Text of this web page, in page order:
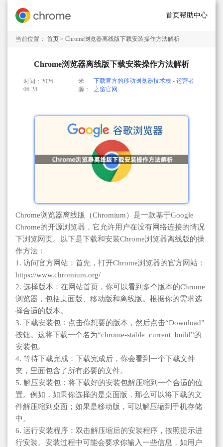
首页帮助中心
当前位置： 首页 > Chrome浏览器离线版下载安装操作方法解析
Chrome浏览器离线版下载安装操作方法解析
时间：2026-
06-28
来
源：
下载官方的移动浏览器技术栈 - 运营者
之窗官网
Chrome浏览器离线版（Chromium）是一款基于Google
Chrome的开源浏览器，它允许用户在没有网络连接的情况
下浏览网页。以下是下载和安装Chrome浏览器离线版的操
作方法：
1. 访问官方网站：首先，打开Chrome浏览器的官方网站：
https://www.chromium.org/
2. 选择版本：在网站首页，你可以看到多个版本的Chrome
浏览器，包括桌面版、移动版和离线版。根据你的需求选
择合适的版本。
3. 下载安装包：点击你想要的版本，然后点击“Download”
按钮。这将下载一个名为“chrome-stable_current_build”的
安装包。
4. 等待下载完成：下载完成后，你会看到一个下载文件
夹，里面包含了所有必要的文件。
5. 解压安装包：将下载好的安装包解压缩到一个合适的位
置。例如，如果你选择的是桌面版，那么可以将下载的文
件解压缩到桌面；如果是移动版，可以解压缩到手机存储
中。
6. 运行安装程序：双击解压缩后的安装程序，按照提示进
行安装。安装过程中可能会要求你输入一些信息，如用户